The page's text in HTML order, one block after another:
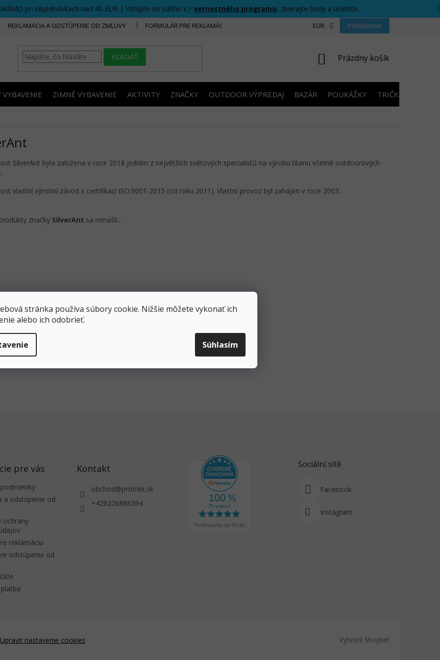
stránka používa súbory cookie. Nižšie môžete vykonať ich
alebo ich odobrieť.
Súhlasím
pri objednávkach nad 40 EUR | Vstúpte do nášho 👉 vernostného programu, zbierajte body a ušetrite.
REKLAMÁCIA A ODSTÚPENIE OD ZMLUVY FORMULÁR PRE REKLAMÁCIU FORMULÁR PRE ODSTÚPENIE OD ZMLUVY
EUR Prihlásenie
HĽADAŤ
NÁKUPNÝ
Prázdny košík
ZIMNÉ VYBAVENIE AKTIVITY ZNAČKY OUTDOOR VÝPREDAJ BAZÁR POUKÁŽKY TRIČKÁ S
SilverAnt byla založena v roce 2018 jedním z největších světových specialistů na výrobu titanu včetně outdoorových
vlastní výrobní závod s certifikací ISO:9001-2015 (od roku 2011). Vlastní provoz byl zahájen v roce 2003.
značky SilverAnt sa nenašli...
pre vás
a odstúpenie od
ochrany
reklamáciu
odstúpenie od
Kontakt
obchod@protrek.sk
+420226886364
Sociální sítě
Facebook
Instagram
Vytvoril Shoptet
Upraviť nastavenie cookies